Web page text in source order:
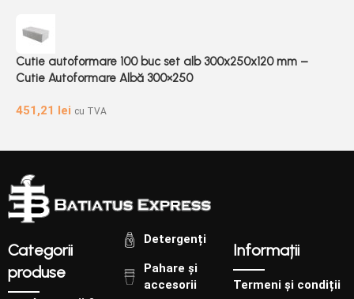
Cutie autoformare 100 buc set alb 300x250x120 mm –
Cutie Autoformare Albă 300×250
451,21 lei cu TVA
Categorii
produse
Detergenți
Pahare și
accesorii
Informații
Termeni și condiții